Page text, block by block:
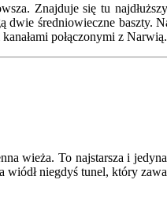
Znajduje się tu
średniowieczne baszty.
połączonymi z Narwią.
wieża. To najstarsza i
niegdyś tunel, który